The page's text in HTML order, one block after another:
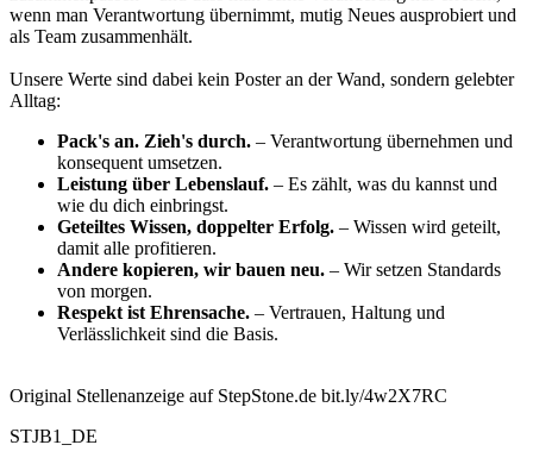
wenn man Verantwortung übernimmt, mutig Neues ausprobiert und
als Team zusammenhält.
Unsere Werte sind dabei kein Poster an der Wand, sondern gelebter
Alltag:
Pack's an. Zieh's durch. – Verantwortung übernehmen und
konsequent umsetzen.
Leistung über Lebenslauf. – Es zählt, was du kannst und
wie du dich einbringst.
Geteiltes Wissen, doppelter Erfolg. – Wissen wird geteilt,
damit alle profitieren.
Andere kopieren, wir bauen neu. – Wir setzen Standards
von morgen.
Respekt ist Ehrensache. – Vertrauen, Haltung und
Verlässlichkeit sind die Basis.
Original Stellenanzeige auf StepStone.de bit.ly/4w2X7RC
STJB1_DE